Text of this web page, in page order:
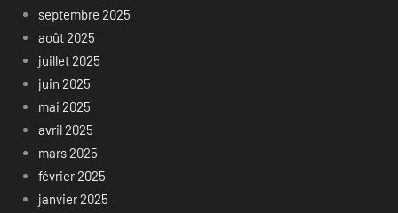
septembre 2025
août 2025
juillet 2025
juin 2025
mai 2025
avril 2025
mars 2025
février 2025
janvier 2025